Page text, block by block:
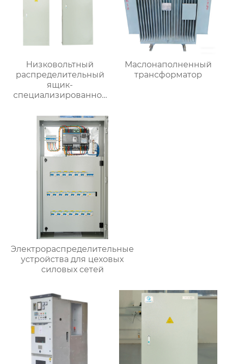
Низковольтный
распределительный
ящик-
специализированное
Маслонаполненный
трансформатор
Электрораспределительные
устройства для цеховых
силовых сетей